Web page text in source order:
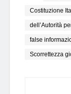
Costituzione
dell’Autorità
false
Scorrettezza